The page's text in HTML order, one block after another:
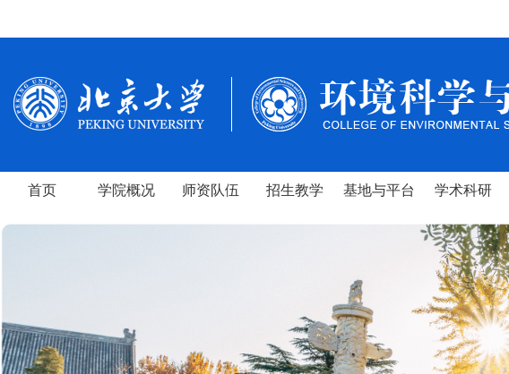
首页 学院概况 师资队伍 招生教学 基地与平台 学术科研